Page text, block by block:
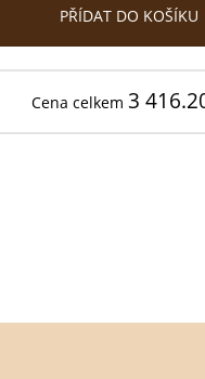
PŘÍDAT DO KOŠÍKU
Cena celkem 3